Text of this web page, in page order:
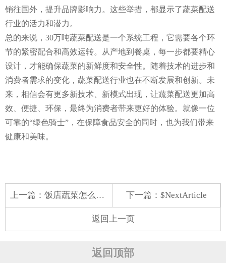
销往国外，提升品牌影响力。这些举措，都显示了蔬菜配送
行业的活力和潜力。
总的来说，30万吨蔬菜配送是一个系统工程，它需要各个环
节的紧密配合和高效运转。从产地到餐桌，每一步都要精心
设计，才能确保蔬菜的新鲜度和安全性。随着技术的进步和
消费者需求的变化，蔬菜配送行业也在不断发展和创新。未
来，相信会有更多新技术、新模式出现，让蔬菜配送更加高
效、便捷、环保，最终为消费者带来更好的体验。就像一位
可靠的“绿色骑士”，在保障食品安全的同时，也为我们带来
健康和美味。
上一篇： 饭店蔬菜怎么配送好吃呢 下一篇：$NextArticle
返回上一页
返回顶部